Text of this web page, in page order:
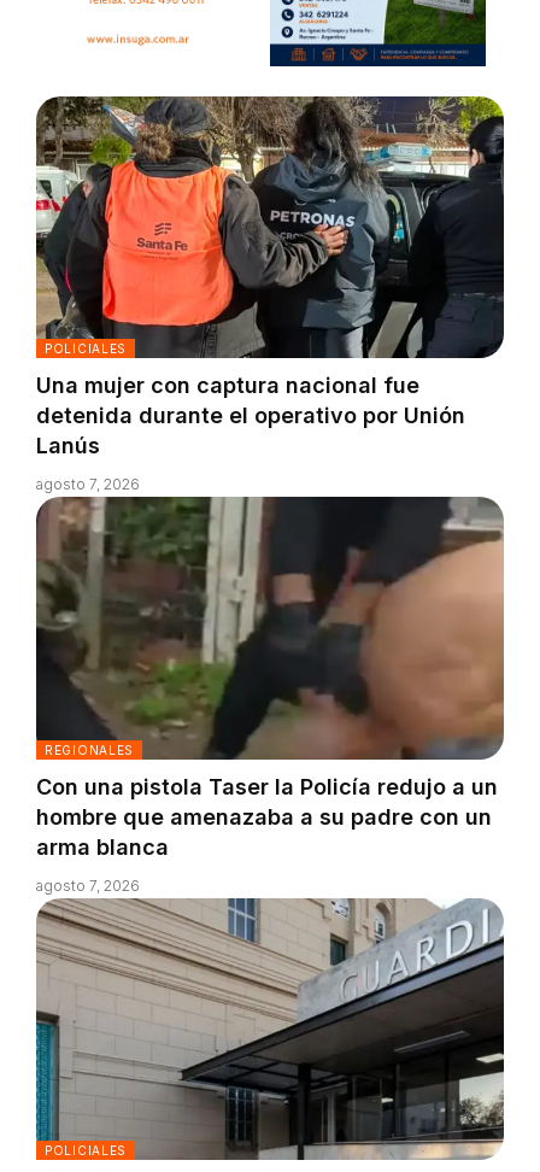
POLICIALES
Una mujer con captura nacional fue
detenida durante el operativo por Unión
Lanús
agosto 7, 2026
REGIONALES
Con una pistola Taser la Policía redujo a un
hombre que amenazaba a su padre con un
arma blanca
agosto 7, 2026
POLICIALES